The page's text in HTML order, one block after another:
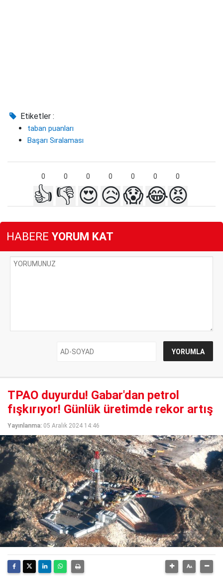
Etiketler :
taban puanları
Başarı Sıralaması
0 0 0 0 0 0 0
👍 👎 😍😥😱😂😡
HABERE YORUM KAT
TPAO duyurdu! Gabar'dan petrol
fışkırıyor! Günlük üretimde rekor artış
Yayınlanma: 05 Aralık 2024 14:46